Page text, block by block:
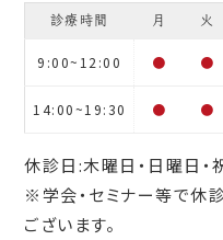
診療時間 月 火
9:00~12:00 ● ●
14:00~19:30 ● ●
休診日:木曜日・日曜日・
※学会・セミナー等で休
ございます。